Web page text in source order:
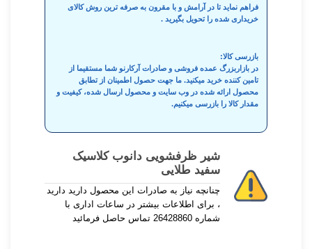
فراهم نماید تا در آرامش و با مقرون به صرفه ترین روش کالای
خریداری شده را تحویل بگیرید .
بازرسی کالا:
در بازاربزرگ عمده فروشی و صادرات آرکارنو شما مستقیما از
تامین کننده خرید میکنید. ما جهت حصول اطمینان از تطابق
محصول ارائه شده در وب سایت و محصول ارسال شده، کیفیت و
مقدار کالا را بازرسی میکنیم.
شیر ظرفشویی دانوب کلاسیک
سفید طلایی
چنانچه نیاز به صادرات این محصول دارید دارید
، برای اطلاعات بیشتر در ساعات اداری با
شماره 26428860 تماس حاصل فرمائید